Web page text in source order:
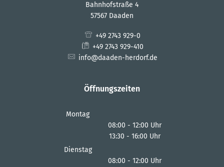
Bahnhofstraße 4
57567 Daaden
+49 2743 929-0
+49 2743 929-410
info@daaden-herdorf.de
Öffnungszeiten
Montag
08:00 - 12:00 Uhr
Von 08:00 bis 12:00 Uhr
13:30 - 16:00 Uhr
Dienstag
08:00 - 12:00 Uhr